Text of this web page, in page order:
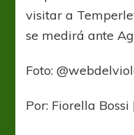
visitar a
se medirá ante
Foto:
Por: Fiorella Bossi